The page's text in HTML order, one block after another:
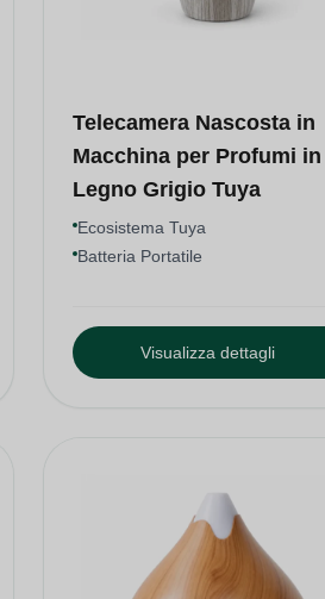
Telecamera Nascosta in
Macchina per Profumi in
Legno Grigio Tuya
Ecosistema Tuya
Batteria Portatile
Visualizza dettagli